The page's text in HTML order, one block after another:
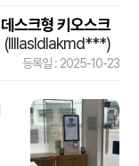
데스크형 키오스크
(llllasldlakmd***)
등록일 : 2025-10-23